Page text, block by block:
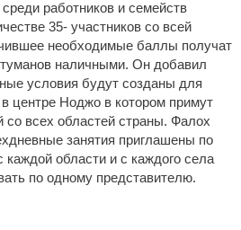
работников и семейств
35- участников со всей
необходимые баллы получат
наличными. Он добавил
условия будут созданы для
центре Ноджо в котором примут
со всех областей страны. Фалох
занятия приглашены по
области и с каждого села
по одному представителю.